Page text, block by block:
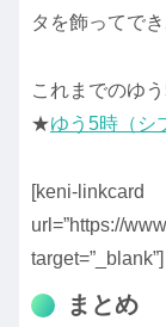
タを飾ってでき
これまでのゆ
★ゆう5時（シ
[keni-linkcard
url=”https://
target=”_blank”]
まとめ